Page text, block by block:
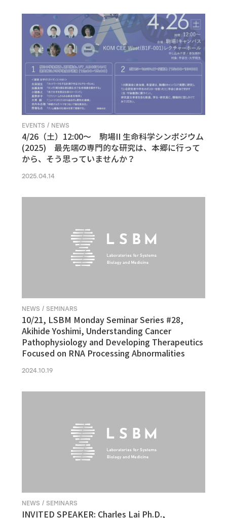
EVENTS / NEWS
4/26（土）12:00〜 駒場II 生命科学シンポジウム
(2025) 最先端の専門的な研究は、本郷に行って
から、そう思っていませんか？
2025.04.14
NEWS / SEMINARS
10/21, LSBM Monday Seminar Series #28,
Akihide Yoshimi, Understanding Cancer
Pathophysiology and Developing Therapeutics
Focused on RNA Processing Abnormalities
2024.10.19
NEWS / SEMINARS
INVITED SPEAKER: Charles Lai Ph.D.,